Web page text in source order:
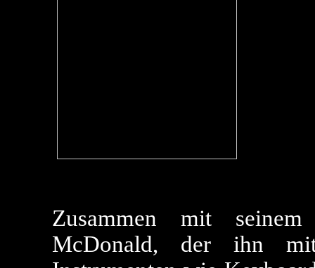
Zusammen mit
McDonald, der ihn